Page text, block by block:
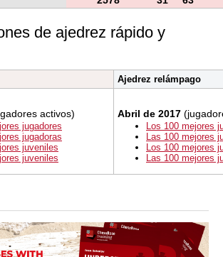
de ajedrez rápido y
Ajedrez relámpago
activos)
jugadores
jugadoras
juveniles
juveniles
Abril de 2017
Los 100 mejores
Las 100 mejores
Los 100 mejores
Las 100 mejores